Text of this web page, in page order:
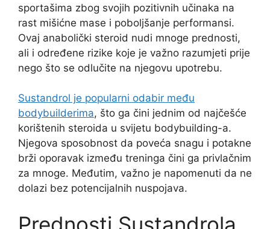
sportašima zbog svojih pozitivnih učinaka na
rast mišićne mase i poboljšanje performansi.
Ovaj anabolički steroid nudi mnoge prednosti,
ali i određene rizike koje je važno razumjeti prije
nego što se odlučite na njegovu upotrebu.
Sustandrol je popularni odabir među
bodybuilderima, što ga čini jednim od najčešće
korištenih steroida u svijetu bodybuilding-a.
Njegova sposobnost da poveća snagu i potakne
brži oporavak između treninga čini ga privlačnim
za mnoge. Međutim, važno je napomenuti da ne
dolazi bez potencijalnih nuspojava.